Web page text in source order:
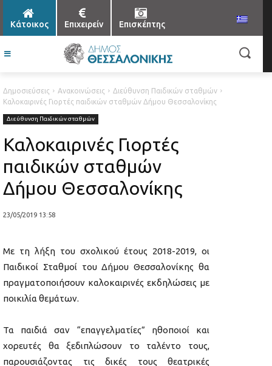
Κάτοικος Επιχειρείν Επισκέπτης
Δημοσιεύσεις Ανακοινώσεις
Διεύθυνση Παιδικών σταθμών
Καλοκαιρινές Γιορτές παιδικών σταθμών Δήμου Θεσσαλονίκης
Διεύθυνση Παιδικών σταθμών
Καλοκαιρινές Γιορτές
παιδικών σταθμών
Δήμου Θεσσαλονίκης
23/05/2019 13:58
Με τη λήξη του σχολικού έτους 2018-2019, οι
Παιδικοί Σταθμοί του Δήμου Θεσσαλονίκης θα
πραγματοποιήσουν καλοκαιρινές εκδηλώσεις με
ποικιλία θεμάτων.
Τα παιδιά σαν “επαγγελματίες” ηθοποιοί και
χορευτές θα ξεδιπλώσουν το ταλέντο τους,
παρουσιάζοντας τις δικές τους θεατρικές